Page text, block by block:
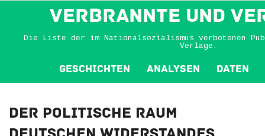
VERBRANNTE und
Die Liste der im Nationalsozialismus verbotenen
Verlage.
Geschichten Analysen Daten
Der politische Raum